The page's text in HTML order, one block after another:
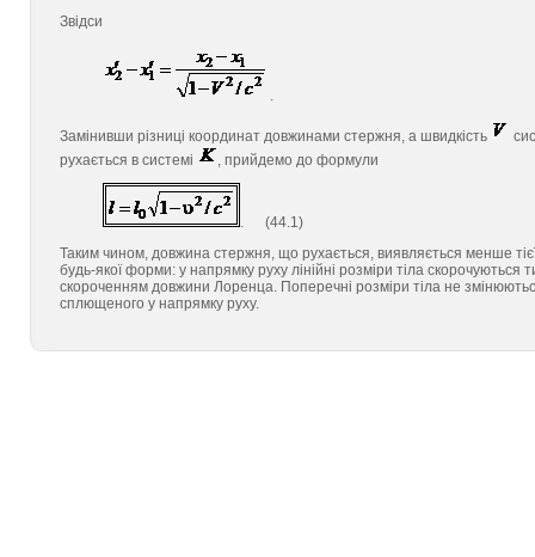
Звідси
.
Замінивши різниці координат довжинами стержня, а швидкість
рухається в системі
, прийдемо до формули
. (44.1)
Таким чином, довжина стержня, що рухається, виявляється менше
будь-якої форми: у напрямку руху лінійні розміри тіла
скороченням довжини Лоренца. Поперечні розміри тіла не
сплющеного у напрямку руху.